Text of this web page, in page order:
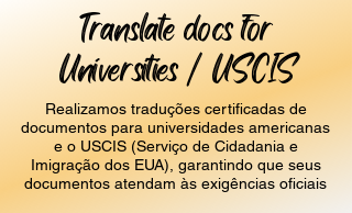
Translate docs for
Universities / USCIS
Realizamos traduções certificadas de
documentos para universidades americanas
e o USCIS (Serviço de Cidadania e
Imigração dos EUA), garantindo que seus
documentos atendam às exigências oficiais